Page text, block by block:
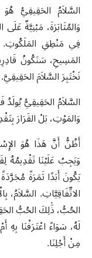
السَّلاَمُ الحَقِيقِيُّ
وَالمُثَابَرَةَ، مَبْنِيَّةٌ
فِي مَنْطِقِ المَلَكُوتِ.
المَسِيحِ، سَنَكُونُ
نَخْتَبِرَ السَّلاَمَ الحَقِيقِيَّ.
السَّلاَمُ الحَقِيقِيُّ
وَالمَوْتِ، بَلْ القَرَارَ
أَظُنُّ أَنَّ هَذَا هُوَ
وَيَجِبُ عَلَيْنَا تَقْدِيمُهُ
يَكُونَ أَبَدًا ثَمَرَةً
الاتِّفَاقِيَّاتِ.
الحُبُّ، ذَٰلِكَ الحُبُّ
لَهُ، سَوَاءً اعْتَرَفْنَا
مِنْ أَجْلِنَا.